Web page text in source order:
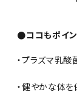
●ココもポイ
・プラズマ乳酸
・健やかな体